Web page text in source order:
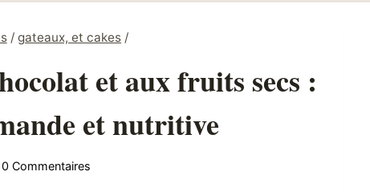
/ gateaux, et cakes /
et aux fruits secs :
et nutritive
0 Commentaires